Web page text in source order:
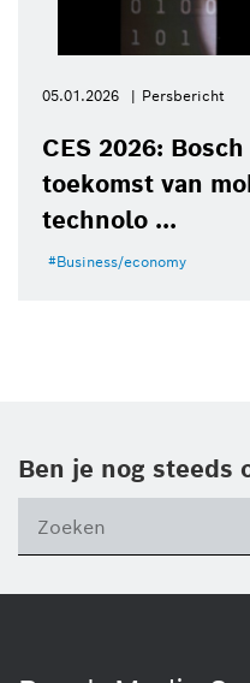
05.01.2026 Persbericht
CES 2026:
toekomst van
technolo ...
Business/economy
Ben je nog steeds